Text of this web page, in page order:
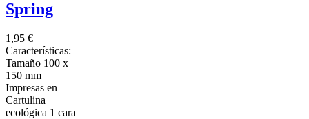
Spring
1,95 €
Características:
Tamaño 100 x
150 mm
Impresas en
Cartulina
ecológica 1 cara